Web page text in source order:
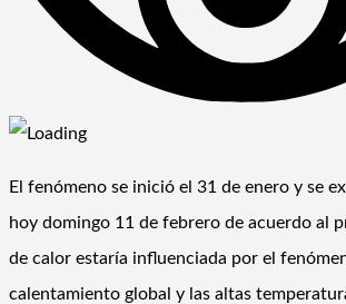
El fenómeno se inició el 31 de enero y se
hoy domingo 11 de febrero de acuerdo al
de calor estaría influenciada por el
calentamiento global y las altas